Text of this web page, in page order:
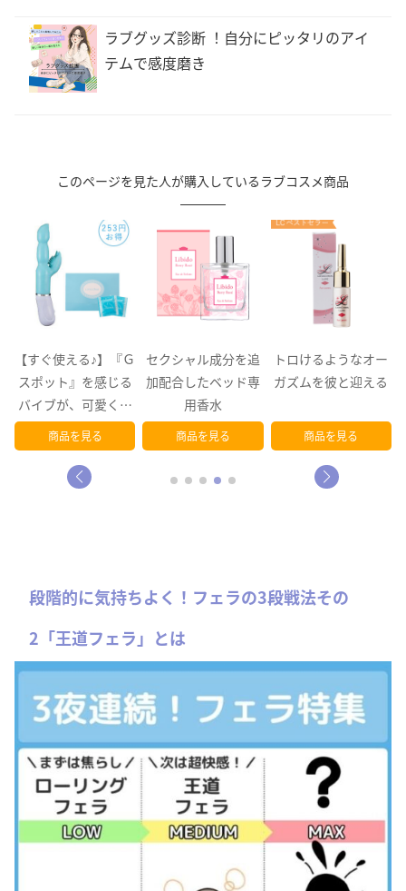
ラブグッズ診断 ！自分にピッタリのアイ
テムで感度磨き
このページを見た人が購入しているラブコスメ商品
【すぐ使える♪】『Ｇ
スポット』を感じる
バイブが、可愛くて
お得なバイ…
商品を見る
セクシャル成分を追
加配合したベッド専
用香水
商品を見る
トロけるようなオー
ガズムを彼と迎える
商品を見る
段階的に気持ちよく！フェラの3段戦法その
2「王道フェラ」とは